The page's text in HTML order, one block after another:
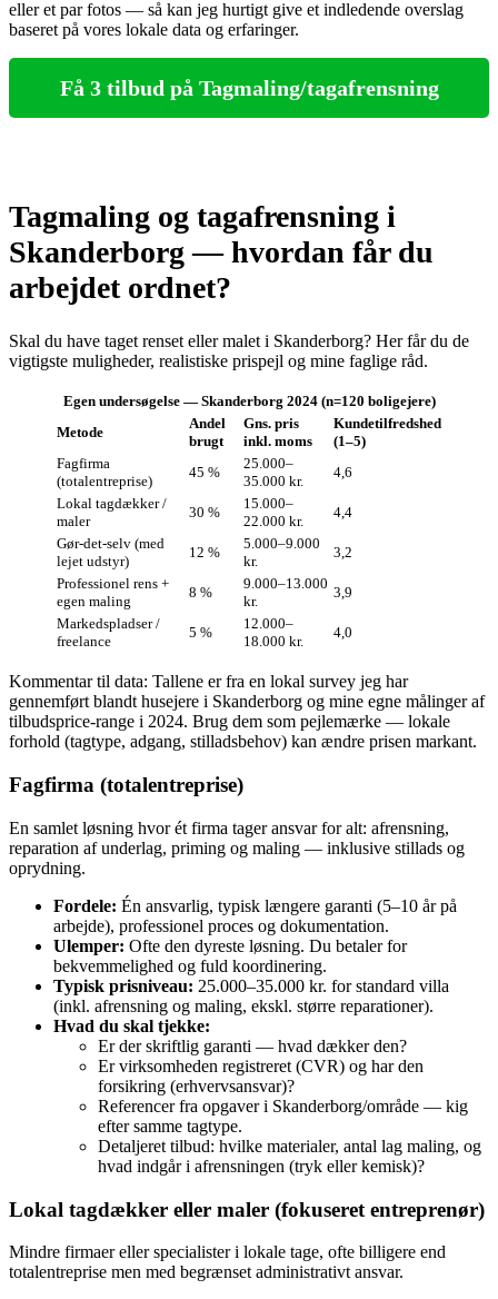
eller et par fotos — så kan jeg hurtigt give et indledende overslag
baseret på vores lokale data og erfaringer.
Få 3 tilbud på Tagmaling/tagafrensning
Tagmaling og tagafrensning i
Skanderborg — hvordan får du
arbejdet ordnet?
Skal du have taget renset eller malet i Skanderborg? Her får du de
vigtigste muligheder, realistiske prispejl og mine faglige råd.
Egen undersøgelse — Skanderborg 2024 (n=120 boligejere)
Metode
Andel
brugt
Gns. pris
inkl. moms
Kundetilfredshed
(1–5)
Fagfirma
(totalentreprise)
45 %
25.000–
35.000 kr.
4,6
Lokal tagdækker /
maler
30 %
15.000–
22.000 kr.
4,4
Gør‑det‑selv (med
lejet udstyr)
12 %
5.000–9.000
kr.
3,2
Professionel rens +
egen maling
8 %
9.000–13.000
kr.
3,9
Markedspladser /
freelance
5 %
12.000–
18.000 kr.
4,0
Kommentar til data: Tallene er fra en lokal survey jeg har
gennemført blandt husejere i Skanderborg og mine egne målinger af
tilbudsprice-range i 2024. Brug dem som pejlemærke — lokale
forhold (tagtype, adgang, stilladsbehov) kan ændre prisen markant.
Fagfirma (totalentreprise)
En samlet løsning hvor ét firma tager ansvar for alt: afrensning,
reparation af underlag, priming og maling — inklusive stillads og
oprydning.
Fordele: Én ansvarlig, typisk længere garanti (5–10 år på
arbejde), professionel proces og dokumentation.
Ulemper: Ofte den dyreste løsning. Du betaler for
bekvemmelighed og fuld koordinering.
Typisk prisniveau: 25.000–35.000 kr. for standard villa
(inkl. afrensning og maling, ekskl. større reparationer).
Hvad du skal tjekke:
Er der skriftlig garanti — hvad dækker den?
Er virksomheden registreret (CVR) og har den
forsikring (erhvervsansvar)?
Referencer fra opgaver i Skanderborg/område — kig
efter samme tagtype.
Detaljeret tilbud: hvilke materialer, antal lag maling, og
hvad indgår i afrensningen (tryk eller kemisk)?
Lokal tagdækker eller maler (fokuseret entreprenør)
Mindre firmaer eller specialister i lokale tage, ofte billigere end
totalentreprise men med begrænset administrativt ansvar.